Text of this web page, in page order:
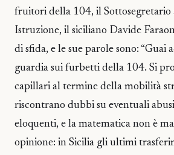
fruitori della 104, il Sottosegretario
Istruzione, il siciliano Davide
di sfida, e le sue parole sono: “Guai
guardia sui furbetti della 104. Si
capillari al termine della mobilità
riscontrano dubbi su eventuali
eloquenti, e la matematica non è
opinione: in Sicilia gli ultimi